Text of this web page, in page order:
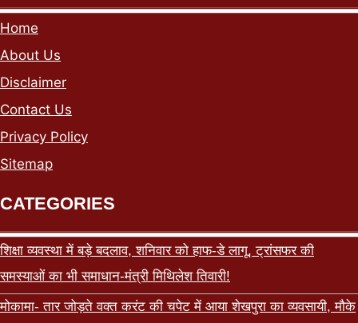
Home
About Us
Disclaimer
Contact Us
Privacy Policy
Sitemap
CATEGORIES
शिक्षा व्यवस्था में बड़े बदलाव, शनिवार को हाफ-डे लागू, ट्रांसफर की
समस्याओं का भी समाधान-मंत्री मिथिलेश तिवारी!
मोकामा- तार जोड़ते वक्त करंट की चपेट में आया शेखपुरा का व्यवसायी, मौके